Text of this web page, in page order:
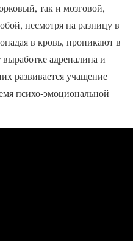
так и мозговой,
несмотря на разницу в
в кровь, проникают в
адреналина и
развивается учащение
психо-эмоциональной